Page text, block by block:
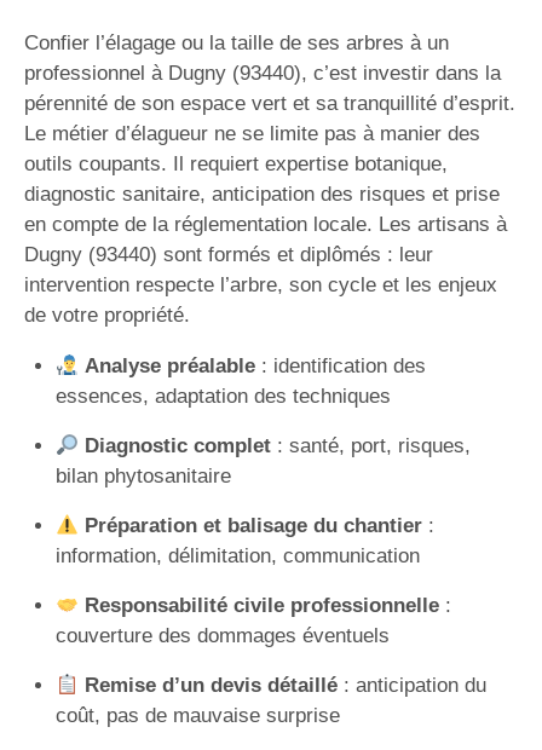
Confier l’élagage ou la taille de ses arbres à un
professionnel à Dugny (93440), c’est investir dans la
pérennité de son espace vert et sa tranquillité d’esprit.
Le métier d’élagueur ne se limite pas à manier des
outils coupants. Il requiert expertise botanique,
diagnostic sanitaire, anticipation des risques et prise
en compte de la réglementation locale. Les artisans à
Dugny (93440) sont formés et diplômés : leur
intervention respecte l’arbre, son cycle et les enjeux
de votre propriété.
Analyse préalable: identification des
essences, adaptation des techniques
Diagnostic complet: santé, port, risques,
bilan phytosanitaire
Préparation et balisage du chantier:
information, délimitation, communication
Responsabilité civile professionnelle:
couverture des dommages éventuels
Remise d’un devis détaillé: anticipation du
coût, pas de mauvaise surprise